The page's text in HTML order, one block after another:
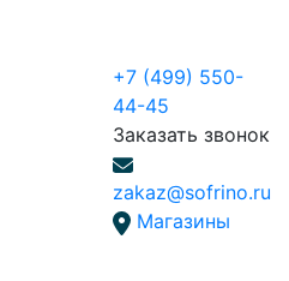
+7 (499) 550-
44-45
Заказать звонок
zakaz@sofrino.ru
Магазины